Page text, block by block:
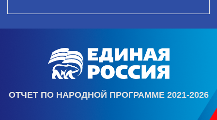
ОТЧЕТ ПО НАРОДНОЙ ПРОГРАММЕ 2021-2026